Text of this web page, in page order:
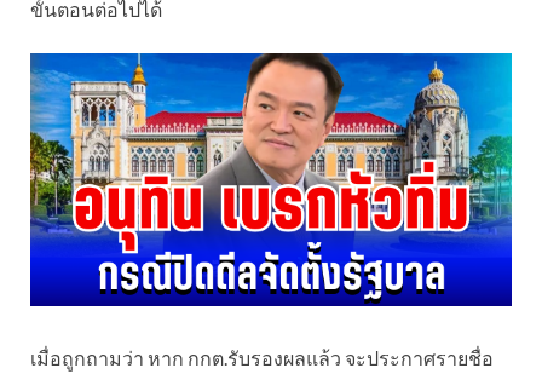
ขั้นตอนต่อไปได้
เมื่อถูกถามว่า หาก กกต.รับรองผลแล้ว จะประกาศรายชื่อ